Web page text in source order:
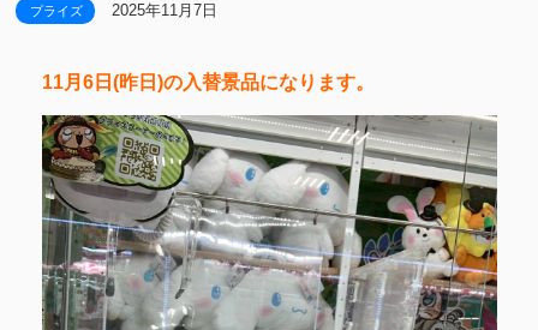
プライズ 2025年11月7日
11月6日(昨日)の入替景品になります。